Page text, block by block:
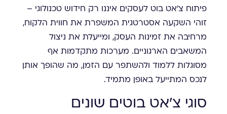
פיתוח צ'אט בוט לעסקים איננו רק חידוש טכנולוגי –
זוהי השקעה אסטרטגית המשפרת את חווית הלקוח,
מרחיבה את זמינות העסק, ומייעלת את ניצול
המשאבים הארגוניים. מערכות מתקדמות אף
מסוגלות ללמוד ולהשתפר עם הזמן, מה שהופך אותן
לנכס המתייעל באופן מתמיד.
סוגי צ'אט בוטים שונים